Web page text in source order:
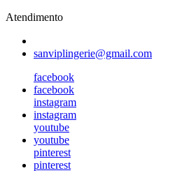
Atendimento
sanviplingerie@gmail.com
facebook
facebook
instagram
instagram
youtube
youtube
pinterest
pinterest